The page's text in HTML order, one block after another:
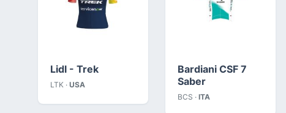
Lidl - Trek
LTK · USA
Bardiani CSF 7
Saber
BCS · ITA